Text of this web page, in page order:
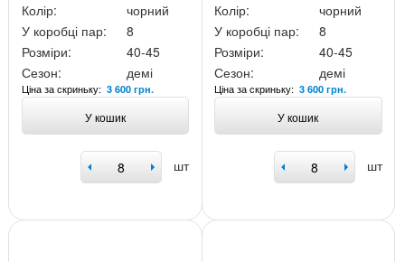
Колір:
чорний
У коробці пар:
8
Розміри:
40-45
Сезон:
демі
Ціна за скриньку: 3 600 грн.
У кошик
шт
Колір:
чорний
У коробці пар:
8
Розміри:
40-45
Сезон:
демі
Ціна за скриньку:3 600 грн.
У кошик
шт